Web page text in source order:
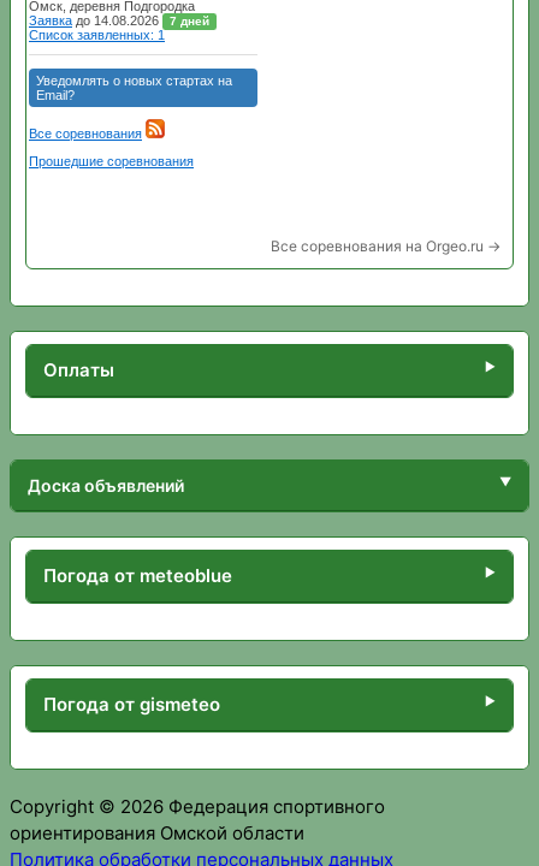
Все соревнования на Orgeo.ru →
Оплаты
Доска объявлений
Погода от meteoblue
Погода от gismeteo
Copyright © 2026 Федерация спортивного
ориентирования Омской области
Политика обработки персональных данных